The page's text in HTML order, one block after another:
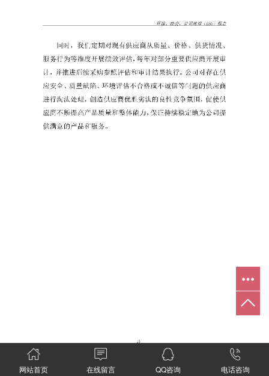
网站首页 在线留言 QQ咨询 电话咨询